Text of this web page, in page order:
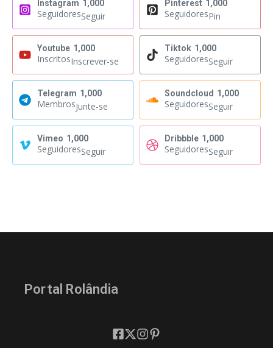
Instagram 1,000
SeguidoresSeguir
Pinterest 1,000
SeguidoresPin
Youtube 1,000
InscritosInscrever-se
Tiktok 1,000
SeguidoresSeguir
Telegram 1,000
MembrosJunte-se
Soundcloud 1,000
SeguidoresSeguir
Vimeo 1,000
SeguidoresSeguir
Dribbble 1,000
SeguidoresSeguir
Portal Rolândia